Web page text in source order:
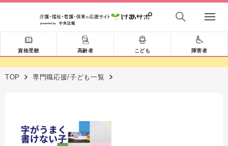
資格受験 高齢者 こども 障害者
TOP 専門職応援/子ども一覧